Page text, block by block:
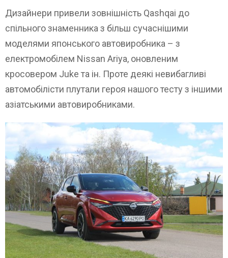
Дизайнери привели зовнішність Qashqai до
спільного знаменника з більш сучаснішими
моделями японського автовиробника – з
електромобілем Nissan Ariya, оновленим
кросовером Juke та ін. Проте деякі невибагливі
автомобілісти плутали героя нашого тесту з іншими
азіатськими автовиробниками.